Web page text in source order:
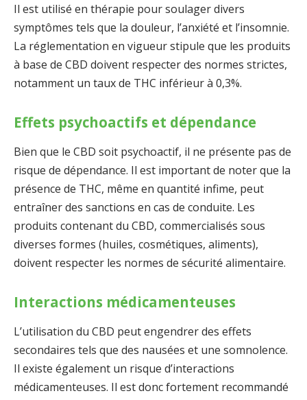
Il est utilisé en thérapie pour soulager divers
symptômes tels que la douleur, l’anxiété et l’insomnie.
La réglementation en vigueur stipule que les produits
à base de CBD doivent respecter des normes strictes,
notamment un taux de THC inférieur à 0,3%.
Effets psychoactifs et dépendance
Bien que le CBD soit psychoactif, il ne présente pas de
risque de dépendance. Il est important de noter que la
présence de THC, même en quantité infime, peut
entraîner des sanctions en cas de conduite. Les
produits contenant du CBD, commercialisés sous
diverses formes (huiles, cosmétiques, aliments),
doivent respecter les normes de sécurité alimentaire.
Interactions médicamenteuses
L’utilisation du CBD peut engendrer des effets
secondaires tels que des nausées et une somnolence.
Il existe également un risque d’interactions
médicamenteuses. Il est donc fortement recommandé